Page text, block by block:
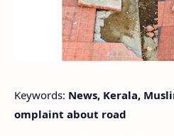
Keywords: News, Kerala,
omplaint about road